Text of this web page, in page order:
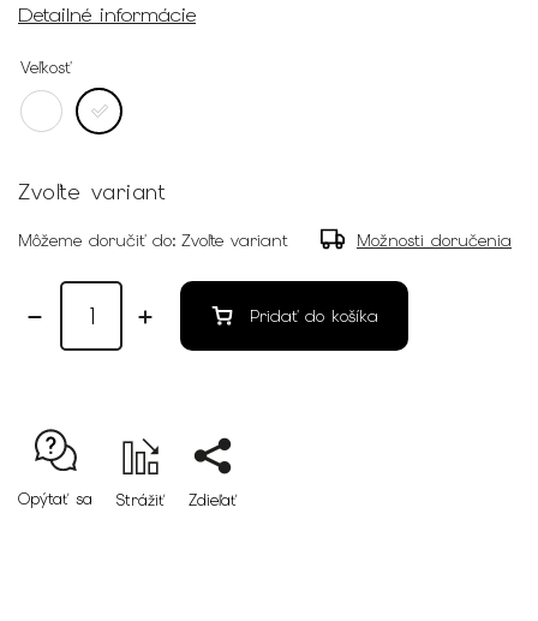
Detailné informácie
Veľkosť
Zvoľte variant
Môžeme doručiť do: Zvoľte variant Možnosti doručenia
Pridať do košíka
Opýtať sa Strážiť Zdieľať